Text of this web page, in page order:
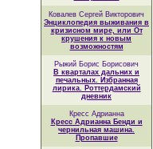
Ковалев Сергей Викторович
Энциклопедия выживания в
кризисном мире, или От
крушения к новым
возможностям
Рыжий Борис Борисович
В кварталах дальних и
печальных. Избранная
лирика. Роттердамский
дневник
Кресс Адрианна
Кресс Адрианна Бенди и
чернильная машина.
Пропавшие